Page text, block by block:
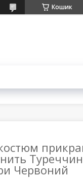
Кошик
Червоний